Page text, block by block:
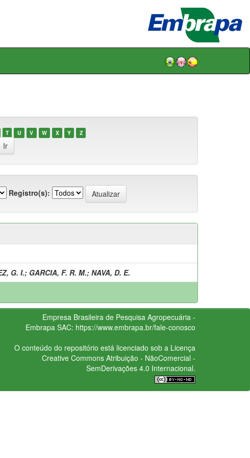
T U V W X Y Z
Registro(s):
G. I.; GARCIA, F. R. M.; NAVA, D. E.
Empresa Brasileira de Pesquisa Agropecuária -
Embrapa SAC: https://www.embrapa.br/fale-conosco
O conteúdo do repositório está licenciado sob a Licença
Creative CommonsAtribuição - NãoComercial -
SemDerivações 4.0 Internacional.